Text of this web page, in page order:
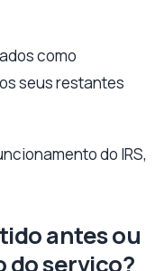
como
seus restantes
do IRS,
antes ou
do serviço?